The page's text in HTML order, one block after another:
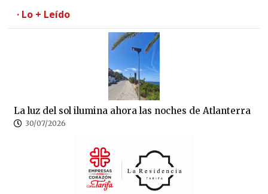
· Lo + Leído
La luz del sol ilumina ahora las noches de Atlanterra
30/07/2026